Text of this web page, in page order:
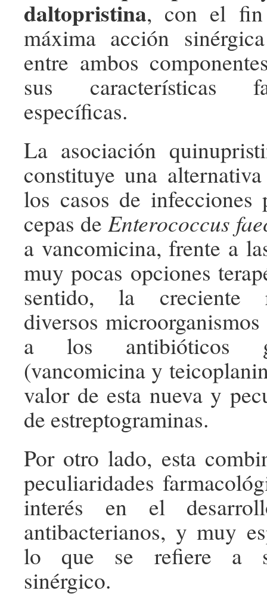
daltopristina, con el fin
máxima acción
entre ambos
sus características
específicas.
La asociación
constituye una
los casos de infecciones
cepas de Enterococcus
a vancomicina, frente a
muy pocas opciones
sentido, la creciente
diversos
a los antibióticos
(vancomicina y
valor de esta nueva y
de estreptograminas.
Por otro lado, esta
peculiaridades
interés en el
antibacterianos, y muy
lo que se refiere a
sinérgico.